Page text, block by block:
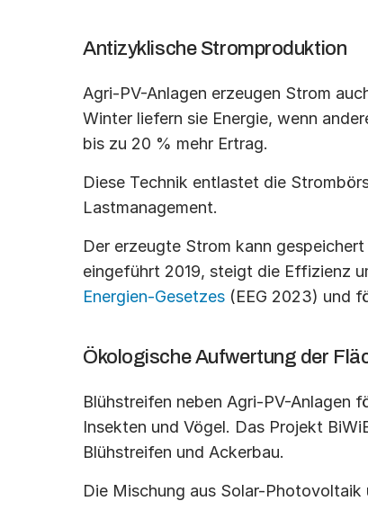
Antizyklische Stromproduktion
Agri-PV-Anlagen erzeugen Strom
Winter liefern sie Energie, wenn
bis zu 20 % mehr Ertrag.
Diese Technik entlastet die
Lastmanagement.
Der erzeugte Strom kann
eingeführt 2019, steigt die Effizienz
Energien-Gesetzes (EEG 2023) und
Ökologische Aufwertung der
Blühstreifen neben Agri-PV-Anlagen
Insekten und Vögel. Das Projekt
Blühstreifen und Ackerbau.
Die Mischung aus Solar-